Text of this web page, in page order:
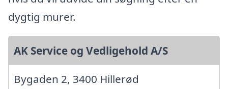
dygtig murer.
AK Service og Vedligehold A/S
Bygaden 2, 3400 Hillerød